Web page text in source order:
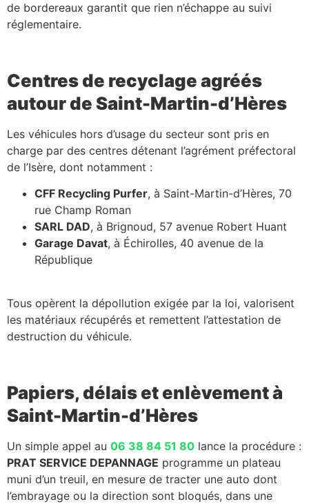
de bordereaux garantit que rien n’échappe au suivi
réglementaire.
Centres de recyclage agréés
autour de Saint-Martin-d’Hères
Les véhicules hors d’usage du secteur sont pris en
charge par des centres détenant l’agrément préfectoral
de l’Isère, dont notamment :
CFF Recycling Purfer, à Saint-Martin-d’Hères, 70
rue Champ Roman
SARL DAD, à Brignoud, 57 avenue Robert Huant
Garage Davat, à Échirolles, 40 avenue de la
République
Tous opèrent la dépollution exigée par la loi, valorisent
les matériaux récupérés et remettent l’attestation de
destruction du véhicule.
Papiers, délais et enlèvement à
Saint-Martin-d’Hères
Un simple appel au 06 38 84 51 80 lance la procédure :
PRAT SERVICE DEPANNAGE programme un plateau
muni d’un treuil, en mesure de tracter une auto dont
l’embrayage ou la direction sont bloqués, dans une